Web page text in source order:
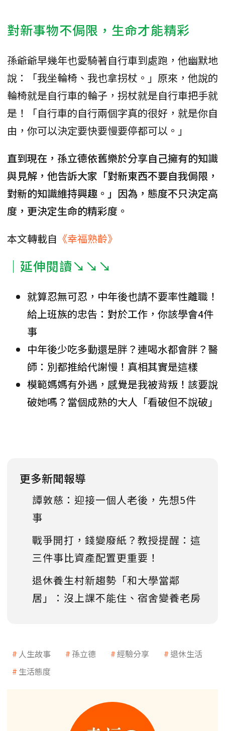
對新事物不侷限，生命才能精彩
孫爺爺早幾年也愛騎著自行車到處跑，他幽默地
說：「我坐輪椅、我也拿拐杖。」原來，他說的
輪椅就是自行車的輪子，拐杖就是自行車把手就
是！「自行車的自行兩個字真的很好，就是你自
由，你可以決定要快要慢要停都可以。」
直到現在，孫立德依舊樂於分享自己擁有的知識
與見解，他告訴大家「對新東西不要自我侷限，
對新的知識維持興趣。」因為，態度不只決定高
度，更決定生命的精彩度。
本文轉載自 《幸福熟齡》
｜延伸閱讀↘↘↘
就算忍無可忍，中年後也請不要率性離職！
給上班族的忠告：對於工作，你該學會4件
事
中年後少吃多動還是胖？連喝水都會胖？醫
師：別都推給代謝慢！真相其實是這樣
模範媽媽有外遇，感覺是我被背叛！該要說
破她嗎？當個成熟的大人「看破但不說破」
更多新聞報導
譚敦慈：迎接一個人老後，先想5件
事
戰爭開打，錢變廢紙？教授提醒：這
三件事比資產配置更重要！
退休養生村新趨勢「和大學當鄰
居」：沒上課不能住、宿舍變養老房
人生故事 孫立德 經驗分享
退休生活
生活態度